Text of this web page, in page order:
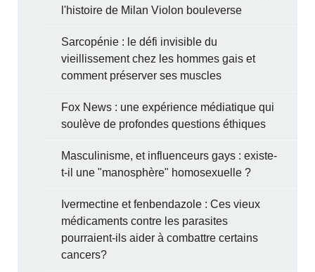
l'histoire de Milan Violon bouleverse
Sarcopénie : le défi invisible du
vieillissement chez les hommes gais et
comment préserver ses muscles
Fox News : une expérience médiatique qui
soulève de profondes questions éthiques
Masculinisme, et influenceurs gays : existe-
t-il une "manosphère" homosexuelle ?
Ivermectine et fenbendazole : Ces vieux
médicaments contre les parasites
pourraient-ils aider à combattre certains
cancers?